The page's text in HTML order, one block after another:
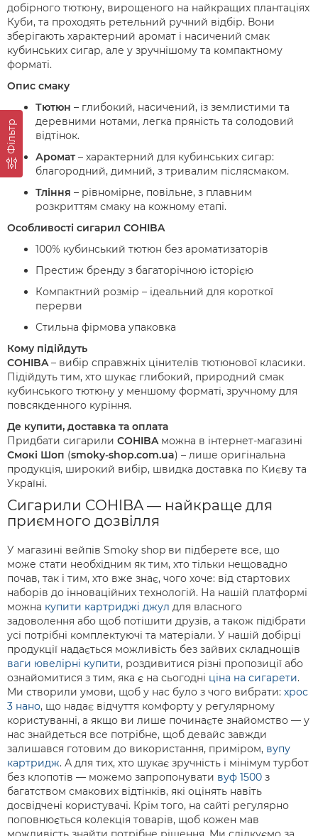
Фільтр
добірного тютюну, вирощеного на найкращих плантаціях
Куби, та проходять ретельний ручний відбір. Вони
зберігають характерний аромат і насичений смак
кубинських сигар, але у зручнішому та компактному
форматі.
Опис смаку
Тютюн – глибокий, насичений, із землистими та
деревними нотами, легка пряність та солодовий
відтінок.
Аромат – характерний для кубинських сигар:
благородний, димний, з тривалим післясмаком.
Тління – рівномірне, повільне, з плавним
розкриттям смаку на кожному етапі.
Особливості сигарил COHIBA
100% кубинський тютюн без ароматизаторів
Престиж бренду з багаторічною історією
Компактний розмір – ідеальний для короткої
перерви
Стильна фірмова упаковка
Кому підійдуть
COHIBA– вибір справжніх цінителів тютюнової класики.
Підійдуть тим, хто шукає глибокий, природний смак
кубинського тютюну у меншому форматі, зручному для
повсякденного куріння.
Де купити, доставка та оплата
Придбати сигарили COHIBAможна в інтернет-магазині
Смокі Шоп (smoky-shop.com.ua) – лише оригінальна
продукція, широкий вибір, швидка доставка по Києву та
Україні.
Сигарили COHIBA — найкраще для
приємного дозвілля
У магазині вейпів Smoky shop ви підберете все, що
може стати необхідним як тим, хто тільки нещовадно
почав, так і тим, хто вже знає, чого хоче: від стартових
наборів до інноваційних технологій. На нашій платформі
можна купити картриджі джул для власного
задоволення або щоб потішити друзів, а також підібрати
усі потрібні комплектуючі та матеріали. У нашій добірці
продукції надається можливість без зайвих складнощів
ваги ювелірні купити, роздивитися різні пропозиції або
ознайомитися з тим, яка є на сьогодні ціна на сигарети.
Ми створили умови, щоб у нас було з чого вибрати: хрос
3 нано, що надає відчуття комфорту у регулярному
користуванні, а якщо ви лише починаєте знайомство — у
нас знайдеться все потрібне, щоб девайс завжди
залишався готовим до використання, приміром, вупу
картридж. А для тих, хто шукає зручність і мінімум турбот
без клопотів — можемо запропонувати вуф 1500 з
багатством смакових відтінків, які оцінять навіть
досвідчені користувачі. Крім того, на сайті регулярно
поповнюється колекція товарів, щоб кожен мав